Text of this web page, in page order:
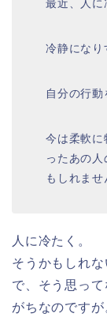
最近、人に
冷静になり
自分の行動
今は柔軟に
ったあの
もしれませ
人に冷たく。
そうかもしれ
で、そう思っ
がちなのですが